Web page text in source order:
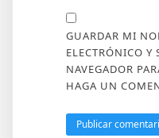
GUARDAR MI
ELECTRÓNICO Y
NAVEGADOR
HAGA UN